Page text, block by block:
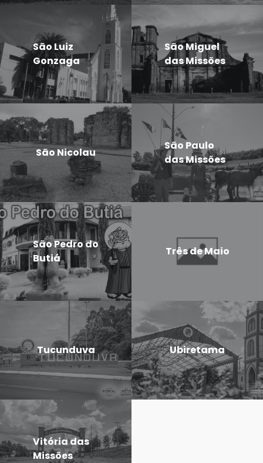
São Luiz
Gonzaga
São Miguel
das Missões
São Nicolau
São Paulo
das Missões
São Pedro do
Butiá
Três de Maio
Tucunduva Ubiretama
Vitória das
Missões